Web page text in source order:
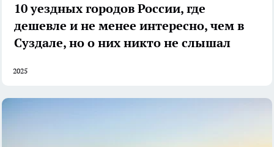
10 уездных городов России, где
дешевле и не менее интересно, чем в
Суздале, но о них никто не слышал
2025